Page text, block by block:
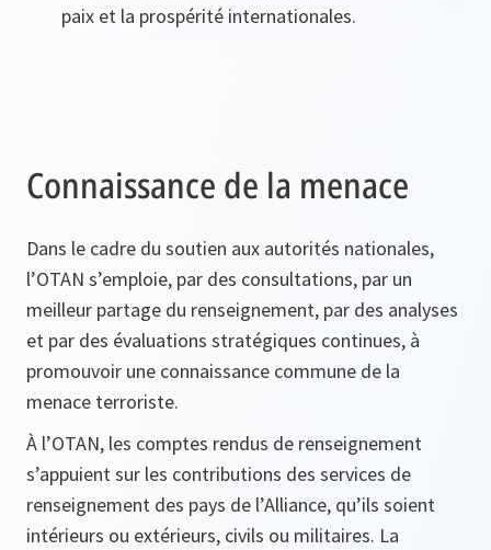
paix et la prospérité internationales.
Connaissance de la menace
Dans le cadre du soutien aux autorités nationales,
l’OTAN s’emploie, par des consultations, par un
meilleur partage du renseignement, par des analyses
et par des évaluations stratégiques continues, à
promouvoir une connaissance commune de la
menace terroriste.
À l’OTAN, les comptes rendus de renseignement
s’appuient sur les contributions des services de
renseignement des pays de l’Alliance, qu’ils soient
intérieurs ou extérieurs, civils ou militaires. La